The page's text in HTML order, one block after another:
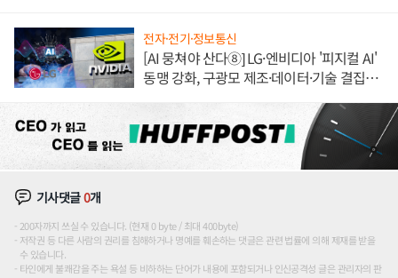
전자·전기·정보통신
[AI 뭉쳐야 산다⑧] LG·엔비디아 '피지컬 AI'
동맹 강화, 구광모 제조·데이터·기술 결집
기사댓글0개
200자까지 쓰실 수 있습니다. (현재 0 byte / 최대 400byte)
저작권 등 다른 사람의 권리를 침해하거나 명예를 훼손하는 댓글은 관련 법률에 의해 제재를 받을
수 있습니다.
타인에게 불쾌감을 주는 욕설 등 비하하는 단어가 내용에 포함되거나 인신공격성 글은 관리자의 판